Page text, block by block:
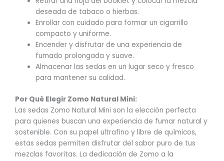
deseada de tabaco o hierbas.
Enrollar con cuidado para formar un cigarrillo
compacto y uniforme.
Encender y disfrutar de una experiencia de
fumado prolongada y suave.
Almacenar las sedas en un lugar seco y fresco
para mantener su calidad.
Por Qué Elegir Zomo Natural Mini:
Las sedas Zomo Natural Mini son la elección perfecta
para quienes buscan una experiencia de fumar natural y
sostenible. Con su papel ultrafino y libre de químicos,
estas sedas permiten disfrutar del sabor puro de tus
mezclas favoritas. La dedicación de Zomo a la